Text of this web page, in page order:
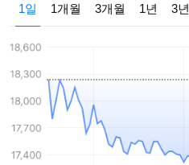
1일 1개월 3개월 1년 3년